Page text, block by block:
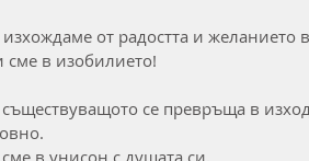
изхождаме от радостта и желанието
сме в изобилието!
съществуващото се превръща в
сме в унисон с душата си.